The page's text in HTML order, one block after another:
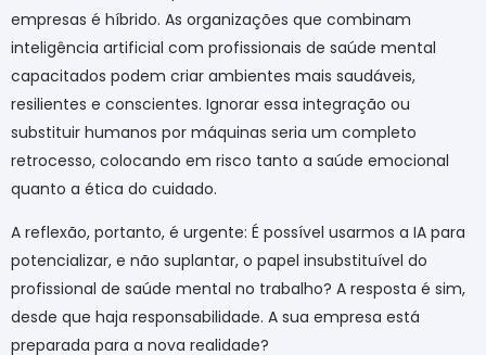
empresas é híbrido. As organizações que combinam
inteligência artificial com profissionais de saúde mental
capacitados podem criar ambientes mais saudáveis,
resilientes e conscientes. Ignorar essa integração ou
substituir humanos por máquinas seria um completo
retrocesso, colocando em risco tanto a saúde emocional
quanto a ética do cuidado.
A reflexão, portanto, é urgente: É possível usarmos a IA para
potencializar, e não suplantar, o papel insubstituível do
profissional de saúde mental no trabalho? A resposta é sim,
desde que haja responsabilidade. A sua empresa está
preparada para a nova realidade?